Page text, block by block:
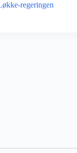
regeringen